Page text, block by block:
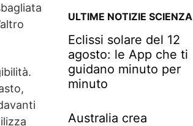
ULTIME NOTIZIE SCIENZA
Eclissi solare del 12
agosto: le App che ti
guidano minuto per
minuto
Australia crea